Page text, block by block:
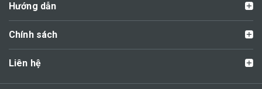
Hướng dẫn
Chính sách
Liên hệ